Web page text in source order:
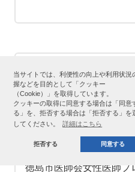
当サイトでは、利便性の向上や利用状況
握などを目的として「クッキー
（Cookie）」を取得しています。
クッキーの取得に同意する場合は「同意
る」を、拒否する場合は「拒否する」を
してください。
詳細はこちら
拒否する 同意する
宮
役職
内科部長
徳島市医師会女性医師プ